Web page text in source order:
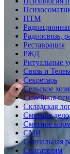
ПТМ
Радиосвязь,
Реставрация
РЖД
Ритуальные
Связь и
Секретарь
Сельское
Семейная
Складская
Сметное дело
Сметное
СМИ
Социальная
Спасателям